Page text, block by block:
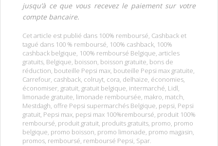
jusqu’à ce que vous recevez le paiement sur votre
compte bancaire.
Cet article est publié dans 100% remboursé, Cashback et
tagué dans 100 % remboursé, 100% cashback, 100%
cashback belgique, 100% remboursé Belgique, articles
gratuits, Belgique, boisson, boisson gratuite, bons de
réduction, bouteille Pepsi max, bouteille Pepsi max gratuite,
Carrefour, cashback, colruyt, cora, delhaize, économies,
économiser, gratuit, gratuit belgique, intermarché, Lidl,
limonade gratuite, limonade remboursée, makro, match,
Mestdagh, offre Pepsi supermarchés Belgique, pepsi, Pepsi
gratuit, Pepsi max, pepsi max 100%remboursé, produit 100%
remboursé, produit gratuit, produits gratuits, promo, promo
belgique, promo boisson, promo limonade, promo magasin,
promos, remboursé, remboursé Pepsi, Spar.